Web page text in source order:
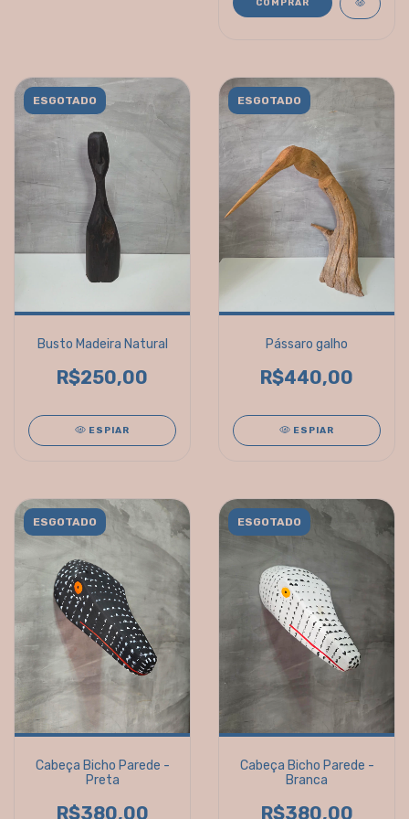
COMPRAR
ESGOTADO
Busto Madeira Natural
R$250,00
ESPIAR
ESGOTADO
Pássaro galho
R$440,00
ESPIAR
ESGOTADO
Cabeça Bicho Parede -
Preta
R$380,00
ESGOTADO
Cabeça Bicho Parede -
Branca
R$380,00